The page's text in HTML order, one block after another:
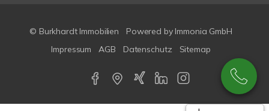
© Burkhardt Immobilien
Powered by Immonia GmbH
Impressum
AGB Datenschutz Sitemap